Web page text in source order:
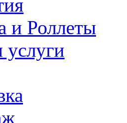
и Роллеты
услуги